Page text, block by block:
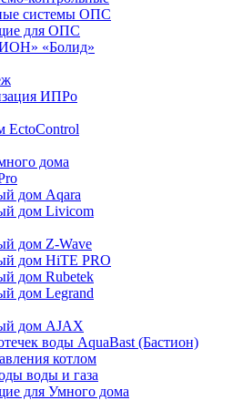
системы ОПС
для ОПС
«Болид»
ИПРо
EctoControl
дома
дом Aqara
дом Livicom
дом Z-Wave
дом HiTE PRO
дом Rubetek
дом Legrand
дом AJAX
воды AquaBast (Бастион)
котлом
воды и газа
для Умного дома